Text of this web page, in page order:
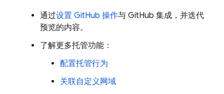
通过设置 GitHub 操作与 GitHub 集成，并迭代
预览的内容。
了解更多托管功能：
配置托管行为
关联自定义网域